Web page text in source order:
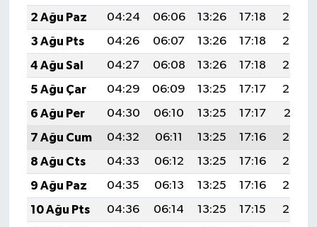
2 Ağu Paz
04:24 06:06 13:26 17:18
20:35
3 Ağu Pts
04:26 06:07 13:26 17:18
20:34
4 Ağu Sal
04:27 06:08 13:26 17:18
20:33
5 Ağu Çar
04:29 06:09 13:25 17:17
20:32
6 Ağu Per
04:30 06:10 13:25 17:17
20:31
7 Ağu Cum
04:32 06:11 13:25 17:16
20:30
8 Ağu Cts
04:33 06:12 13:25 17:16
20:29
9 Ağu Paz
04:35 06:13 13:25 17:16
20:27
10 Ağu Pts
04:36 06:14 13:25 17:15
20:26